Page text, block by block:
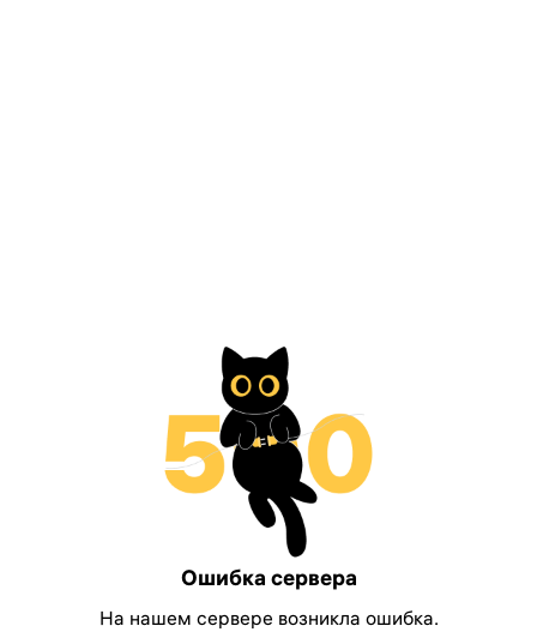
Ошибка сервера
На нашем сервере возникла ошибка.